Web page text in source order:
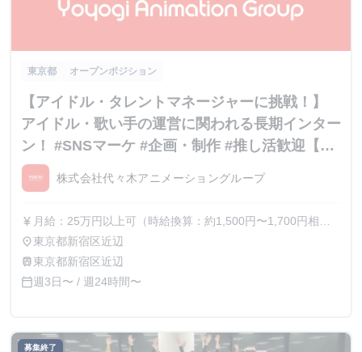
東京都 オープンポジション
【アイドル・タレントマネージャーに挑戦！】
アイドル・歌い手の運営に関われる長期インター
ン！ #SNSマーケ #企画・制作 #推し活歓迎【内
定直結】
株式会社代々木アニメーショングループ
currency_yen 月給：25万円以上可（時給換算：約1,500円〜1,700円相
当） ※選考を通じて最終的な金額が調整（上振れ・下振
れ）されることがございます。 ※インターン期間中の貢献
place東京都新宿区近辺
train東京都新宿区近辺
calendar_today週3日〜 / 週24時間〜
募集終了